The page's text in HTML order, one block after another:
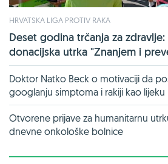
HRVATSKA LIGA PROTIV RAKA
Deset godina trčanja za
donacijska utrka "Znanjem i
Doktor Natko Beck o motivaciji da
googlanju simptoma i rakiji kao lijeku
Otvorene prijave za humanitarnu
dnevne onkološke bolnice